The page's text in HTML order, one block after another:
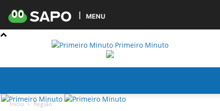
MENU
Primeiro Minuto
Início Região